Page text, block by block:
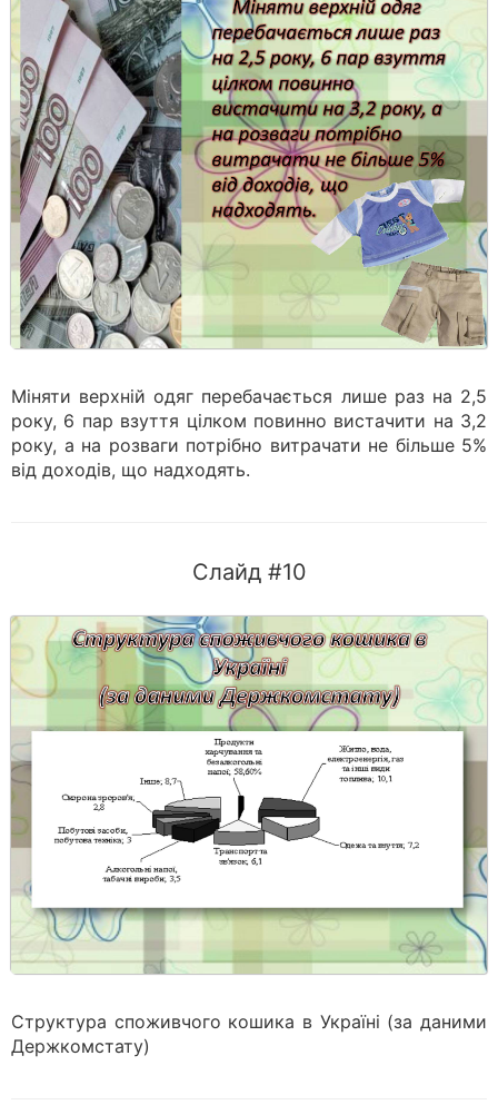
Міняти верхній одяг перебачається лише раз на 2,5
року, 6 пар взуття цілком повинно вистачити на 3,2
року, а на розваги потрібно витрачати не більше 5%
від доходів, що надходять.
Слайд #10
Структура споживчого кошика в Україні (за даними
Держкомстату)